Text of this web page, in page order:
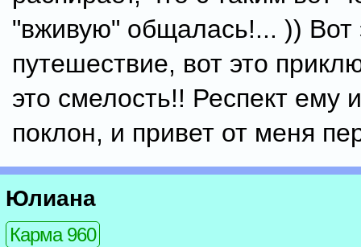
"вживую" общалась!... )) Вот
путешествие, вот это
это смелость!! Респект ему
поклон, и привет от меня
Юлиана
Карма 960